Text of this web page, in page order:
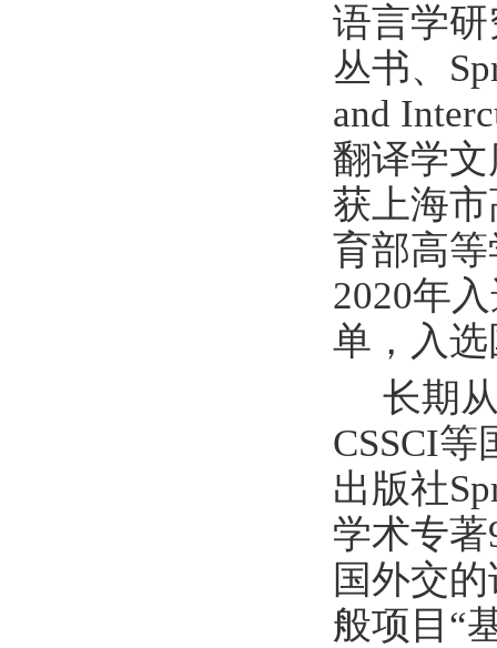
语言学研
丛书、
and
翻译学文
获上海
育部高
2020年
单，入选
长期从
CSSCI
出版社
学术专
国外交
般项目“